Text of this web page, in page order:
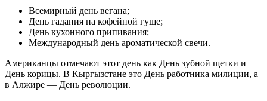
Всемирный день вегана;
День гадания на кофейной гуще;
День кухонного припивания;
Международный день ароматической свечи.
Американцы отмечают этот день как День зубной щетки и
День корицы. В Кыргызстане это День работника милиции, а
в Алжире — День революции.